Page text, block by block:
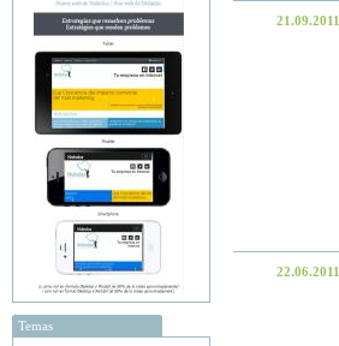
Temas
21.09.2011
22.06.2011